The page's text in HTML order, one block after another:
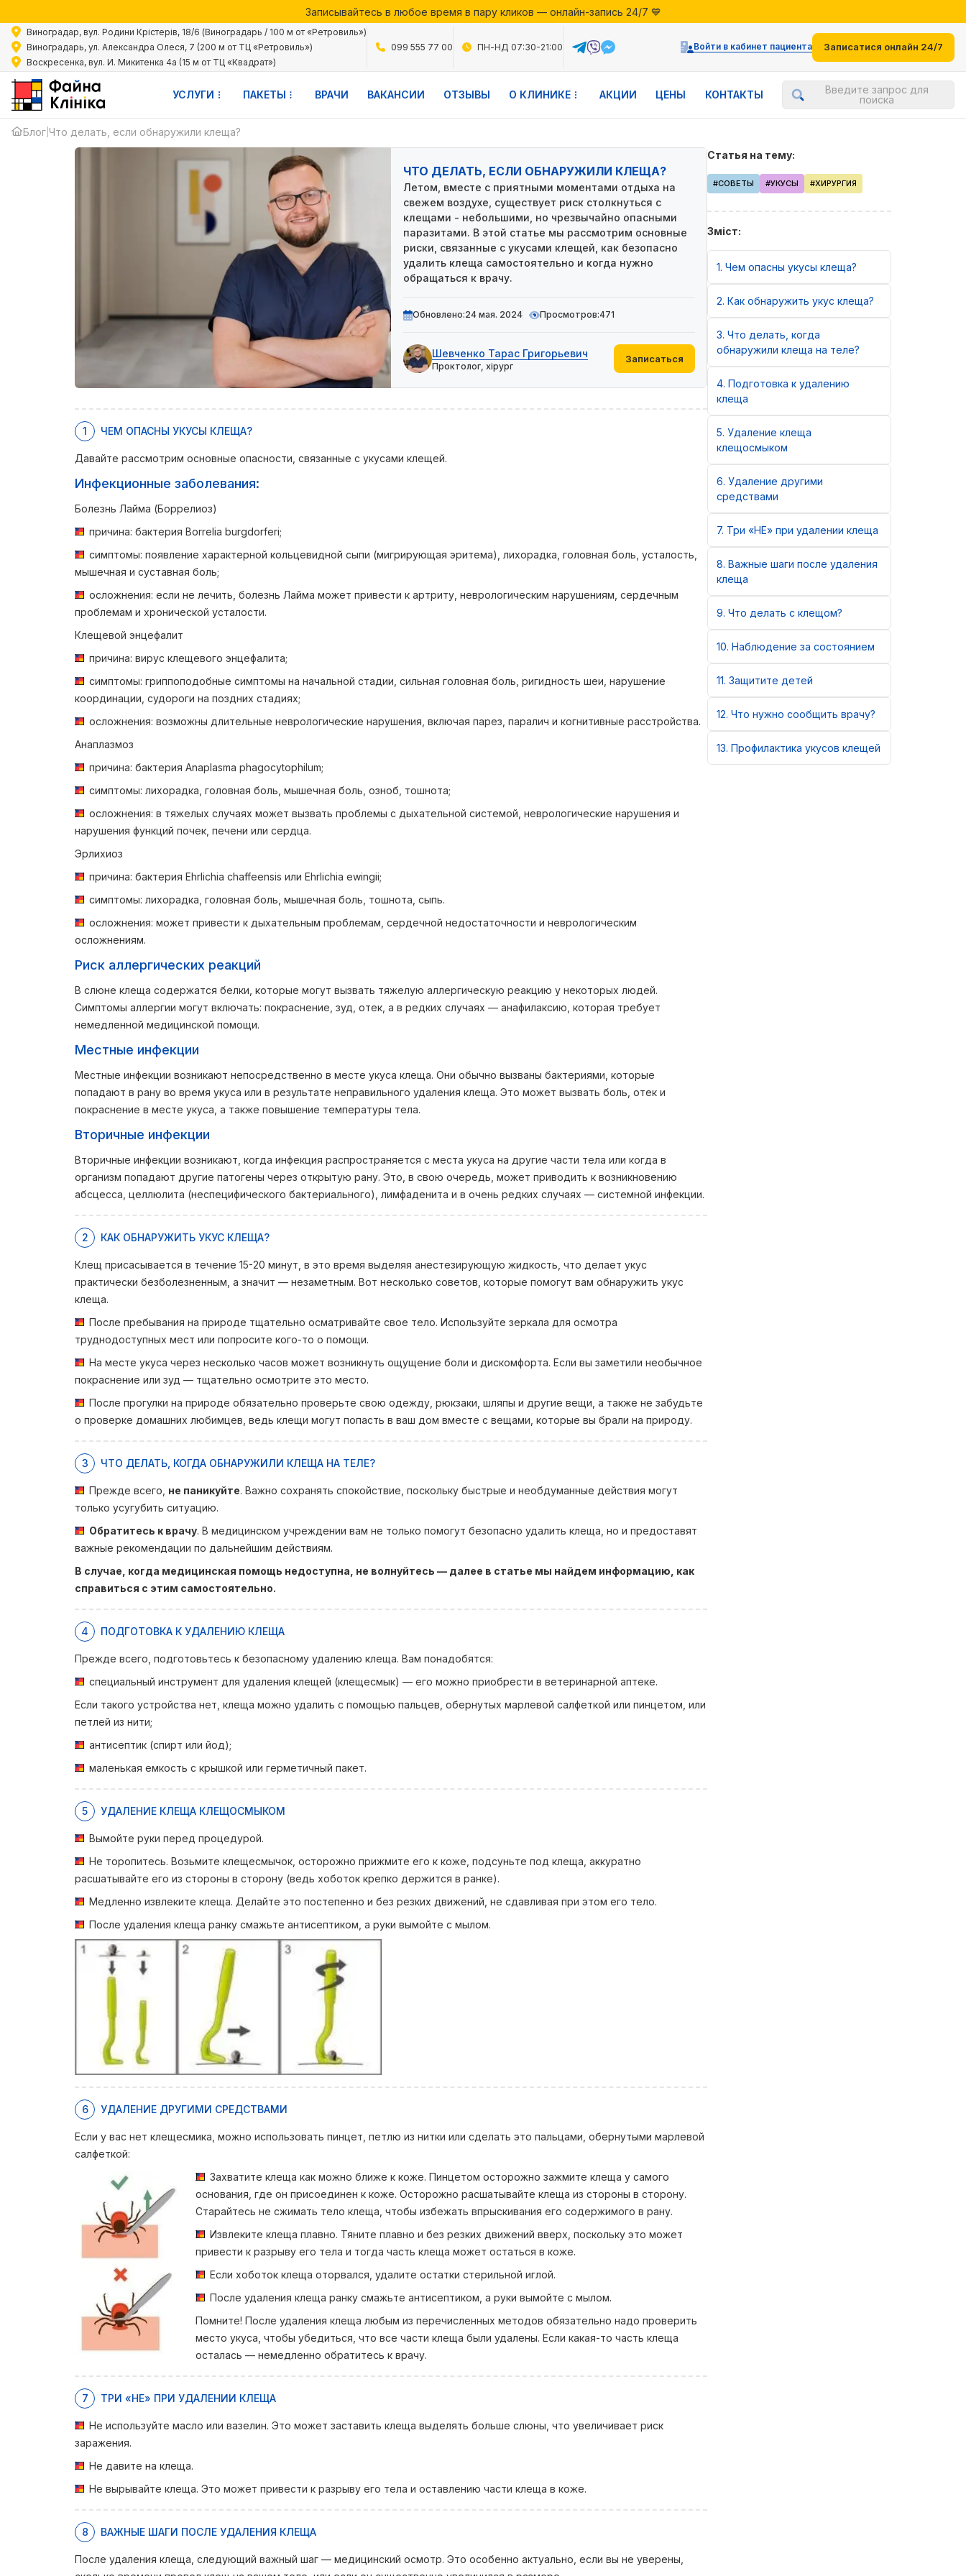
Записывайтесь в любое время в пару кликов — онлайн-запись 24/7 💙
Акции месяца в Файній Клініці — воспользуйтесь выгодными предложениями
Записывайтесь в любое время в пару кликов — онлайн-запись 24/7 💙
Виноградар, вул. Родини Крістерів, 18/6 (Виноградарь / 100 м от «Ретровиль»)
Виноградарь, ул. Александра Олеся, 7 (200 м от ТЦ «Ретровиль»)
Воскресенка, вул. И. Микитенка 4а (15 м от ТЦ «Квадрат»)
099 555 77 00 ПН-НД 07:30-21:00 Войти в кабинет пациента Записатися онлайн 24/7
УСЛУГИ ПАКЕТЫ ВРАЧИ ВАКАНСИИ ОТЗЫВЫ О КЛИНИКЕ АКЦИИ ЦЕНЫ КОНТАКТЫ
Введите запрос для
поиска
Блог Что делать, если обнаружили клеща?
ЧТО ДЕЛАТЬ
ЕСЛИ
ОБНАРУЖИЛИ
КЛЕЩА?
ЧТО ДЕЛАТЬ, ЕСЛИ ОБНАРУЖИЛИ КЛЕЩА?
Летом, вместе с приятными моментами отдыха на
свежем воздухе, существует риск столкнуться с
клещами - небольшими, но чрезвычайно опасными
паразитами. В этой статье мы рассмотрим основные
риски, связанные с укусами клещей, как безопасно
удалить клеща самостоятельно и когда нужно
обращаться к врачу.
Обновлено:24 мая. 2024 Просмотров:471
Шевченко Тарас Григорьевич
Проктолог, хірург
Записаться
1 ЧЕМ ОПАСНЫ УКУСЫ КЛЕЩА?
Давайте рассмотрим основные опасности, связанные с укусами клещей.
Инфекционные заболевания:
Болезнь Лайма (Боррелиоз)
причина: бактерия Borrelia burgdorferi;
симптомы: появление характерной кольцевидной сыпи (мигрирующая эритема), лихорадка, головная боль, усталость,
мышечная и суставная боль;
осложнения: если не лечить, болезнь Лайма может привести к артриту, неврологическим нарушениям, сердечным
проблемам и хронической усталости.
Клещевой энцефалит
причина: вирус клещевого энцефалита;
симптомы: гриппоподобные симптомы на начальной стадии, сильная головная боль, ригидность шеи, нарушение
координации, судороги на поздних стадиях;
осложнения: возможны длительные неврологические нарушения, включая парез, паралич и когнитивные расстройства.
Анаплазмоз
причина: бактерия Anaplasma phagocytophilum;
симптомы: лихорадка, головная боль, мышечная боль, озноб, тошнота;
осложнения: в тяжелых случаях может вызвать проблемы с дыхательной системой, неврологические нарушения и
нарушения функций почек, печени или сердца.
Эрлихиоз
причина: бактерия Ehrlichia chaffeensis или Ehrlichia ewingii;
симптомы: лихорадка, головная боль, мышечная боль, тошнота, сыпь.
осложнения: может привести к дыхательным проблемам, сердечной недостаточности и неврологическим
осложнениям.
Риск аллергических реакций
В слюне клеща содержатся белки, которые могут вызвать тяжелую аллергическую реакцию у некоторых людей.
Симптомы аллергии могут включать: покраснение, зуд, отек, а в редких случаях — анафилаксию, которая требует
немедленной медицинской помощи.
Местные инфекции
Местные инфекции возникают непосредственно в месте укуса клеща. Они обычно вызваны бактериями, которые
попадают в рану во время укуса или в результате неправильного удаления клеща. Это может вызвать боль, отек и
покраснение в месте укуса, а также повышение температуры тела.
Вторичные инфекции
Вторичные инфекции возникают, когда инфекция распространяется с места укуса на другие части тела или когда в
организм попадают другие патогены через открытую рану. Это, в свою очередь, может приводить к возникновению
абсцесса, целлюлита (неспецифического бактериального), лимфаденита и в очень редких случаях — системной инфекции.
2 КАК ОБНАРУЖИТЬ УКУС КЛЕЩА?
Клещ присасывается в течение 15-20 минут, в это время выделяя анестезирующую жидкость, что делает укус
практически безболезненным, а значит — незаметным. Вот несколько советов, которые помогут вам обнаружить укус
клеща.
После пребывания на природе тщательно осматривайте свое тело. Используйте зеркала для осмотра
труднодоступных мест или попросите кого-то о помощи.
На месте укуса через несколько часов может возникнуть ощущение боли и дискомфорта. Если вы заметили необычное
покраснение или зуд — тщательно осмотрите это место.
После прогулки на природе обязательно проверьте свою одежду, рюкзаки, шляпы и другие вещи, а также не забудьте
о проверке домашних любимцев, ведь клещи могут попасть в ваш дом вместе с вещами, которые вы брали на природу.
3 ЧТО ДЕЛАТЬ, КОГДА ОБНАРУЖИЛИ КЛЕЩА НА ТЕЛЕ?
Прежде всего, не паникуйте. Важно сохранять спокойствие, поскольку быстрые и необдуманные действия могут
только усугубить ситуацию.
Обратитесь к врачу. В медицинском учреждении вам не только помогут безопасно удалить клеща, но и предоставят
важные рекомендации по дальнейшим действиям.
В случае, когда медицинская помощь недоступна, не волнуйтесь — далее в статье мы найдем информацию, как
справиться с этим самостоятельно.
4 ПОДГОТОВКА К УДАЛЕНИЮ КЛЕЩА
Прежде всего, подготовьтесь к безопасному удалению клеща. Вам понадобятся:
специальный инструмент для удаления клещей (клещесмык) — его можно приобрести в ветеринарной аптеке.
Если такого устройства нет, клеща можно удалить с помощью пальцев, обернутых марлевой салфеткой или пинцетом, или
петлей из нити;
антисептик (спирт или йод);
маленькая емкость с крышкой или герметичный пакет.
5 УДАЛЕНИЕ КЛЕЩА КЛЕЩОСМЫКОМ
Вымойте руки перед процедурой.
Не торопитесь. Возьмите клещесмычок, осторожно прижмите его к коже, подсуньте под клеща, аккуратно
расшатывайте его из стороны в сторону (ведь хоботок крепко держится в ранке).
Медленно извлеките клеща. Делайте это постепенно и без резких движений, не сдавливая при этом его тело.
После удаления клеща ранку смажьте антисептиком, а руки вымойте с мылом.
6 УДАЛЕНИЕ ДРУГИМИ СРЕДСТВАМИ
Если у вас нет клещесмика, можно использовать пинцет, петлю из нитки или сделать это пальцами, обернутыми марлевой
салфеткой:
Захватите клеща как можно ближе к коже. Пинцетом осторожно зажмите клеща у самого
основания, где он присоединен к коже. Осторожно расшатывайте клеща из стороны в сторону.
Старайтесь не сжимать тело клеща, чтобы избежать впрыскивания его содержимого в рану.
Извлеките клеща плавно. Тяните плавно и без резких движений вверх, поскольку это может
привести к разрыву его тела и тогда часть клеща может остаться в коже.
Если хоботок клеща оторвался, удалите остатки стерильной иглой.
После удаления клеща ранку смажьте антисептиком, а руки вымойте с мылом.
Помните! После удаления клеща любым из перечисленных методов обязательно надо проверить
место укуса, чтобы убедиться, что все части клеща были удалены. Если какая-то часть клеща
осталась — немедленно обратитесь к врачу.
7 ТРИ «НЕ» ПРИ УДАЛЕНИИ КЛЕЩА
Не используйте масло или вазелин. Это может заставить клеща выделять больше слюны, что увеличивает риск
заражения.
Не давите на клеща.
Не вырывайте клеща. Это может привести к разрыву его тела и оставлению части клеща в коже.
8 ВАЖНЫЕ ШАГИ ПОСЛЕ УДАЛЕНИЯ КЛЕЩА
После удаления клеща, следующий важный шаг — медицинский осмотр. Это особенно актуально, если вы не уверены,
Статья на тему:
#СОВЕТЫ #УКУСЫ #ХИРУРГИЯ
Зміст:
1 Чем опасны укусы клеща?
2 Как обнаружить укус клеща?
3 Что делать, когда
обнаружили клеща на теле?
4 Подготовка к удалению
клеща
5 Удаление клеща
клещосмыком
6 Удаление другими
средствами
7 Три «НЕ» при удалении клеща
8 Важные шаги после удаления
клеща
9 Что делать с клещом?
10 Наблюдение за состоянием
11 Защитите детей
12 Что нужно сообщить врачу?
13 Профилактика укусов клещей